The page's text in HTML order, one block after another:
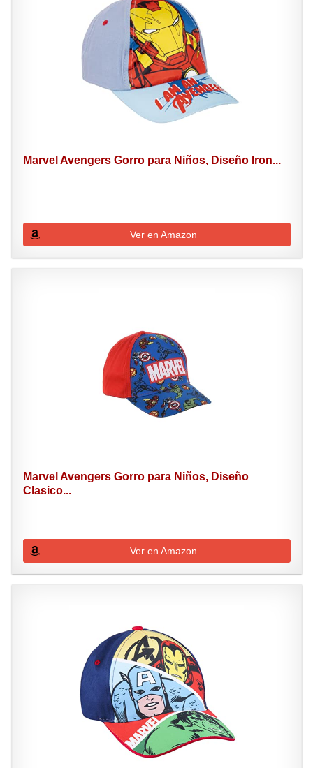
Marvel Avengers Gorro para Niños, Diseño Iron...
Ver en Amazon
Marvel Avengers Gorro para Niños, Diseño
Clasico...
Ver en Amazon